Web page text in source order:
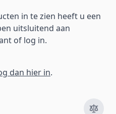
in te zien heeft u een
uitsluitend aan
of log in.
dan hier in.